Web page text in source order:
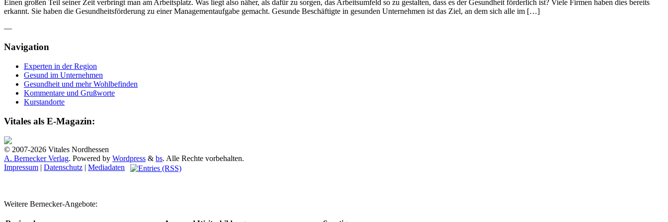
Einen großen Teil seiner Zeit verbringt man am Arbeitsplatz. Was liegt also näher, als dafür zu sorgen, das Arbeitsumfeld so zu gestalten, dass es der Gesundheit förderlich ist? Viele Firmen haben dies bereits
erkannt. Sie haben die Gesundheitsförderung zu einer Managementaufgabe gemacht. Gesunde Beschäftigte in gesunden Unternehmen ist das Ziel, an dem sich alle im […]
—
Navigation
Experten in der Region
Gesund im Unternehmen
Gesundheit und mehr Wohlbefinden
Kommentare und Grußworte
Kurstandorte
Vitales als E-Magazin:
© 2007-2026 Vitales Nordhessen
A. Bernecker Verlag. Powered by Wordpress & bs. Alle Rechte vorbehalten.
Impressum | Datenschutz | Mediadaten
Weitere Bernecker-Angebote: